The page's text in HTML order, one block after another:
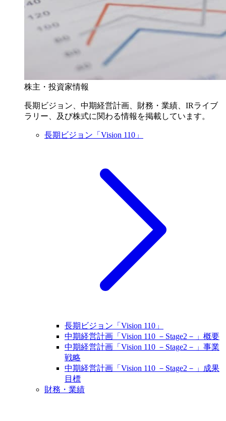
株主・投資家情報
長期ビジョン、中期経営計画、財務・業績、IRライブ
ラリー、及び株式に関わる情報を掲載しています。
長期ビジョン「Vision 110」
長期ビジョン「Vision 110」
中期経営計画「Vision 110 －Stage2－」概要
中期経営計画「Vision 110 －Stage2－」事業
戦略
中期経営計画「Vision 110 －Stage2－」成果
目標
財務・業績